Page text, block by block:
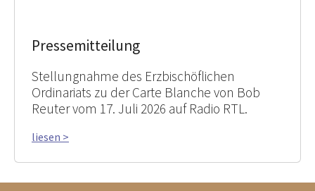
Pressemitteilung
Stellungnahme des Erzbischöflichen
Ordinariats zu der Carte Blanche von Bob
Reuter vom 17. Juli 2026 auf Radio RTL.
liesen >